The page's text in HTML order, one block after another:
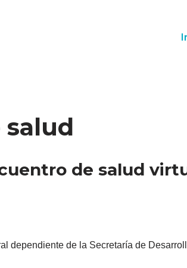
de salud
dependiente de la Secretaría de